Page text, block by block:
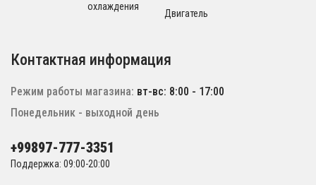
охлаждения
Двигатель
Контактная информация
Режим работы магазина: вт-вс: 8:00 - 17:00
Понедельник - выходной день
+99897-777-3351
Поддержка: 09:00-20:00